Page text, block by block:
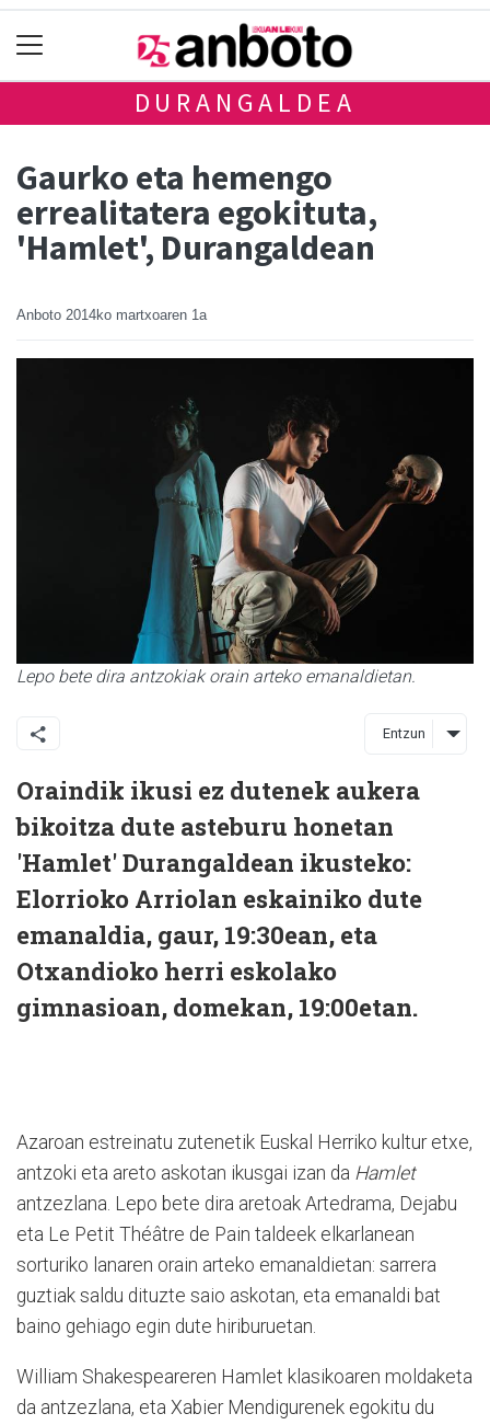
DURANGALDEA
Gaurko eta hemengo
errealitatera egokituta,
'Hamlet', Durangaldean
Anboto 2014ko martxoaren 1a
Lepo bete dira antzokiak orain arteko emanaldietan.
Entzun
Oraindik ikusi ez dutenek aukera
bikoitza dute asteburu honetan
'Hamlet' Durangaldean ikusteko:
Elorrioko Arriolan eskainiko dute
emanaldia, gaur, 19:30ean, eta
Otxandioko herri eskolako
gimnasioan, domekan, 19:00etan.
Azaroan estreinatu zutenetik Euskal Herriko kultur etxe,
antzoki eta areto askotan ikusgai izan da Hamlet
antzezlana. Lepo bete dira aretoak Artedrama, Dejabu
eta Le Petit Théâtre de Pain taldeek elkarlanean
sorturiko lanaren orain arteko emanaldietan: sarrera
guztiak saldu dituzte saio askotan, eta emanaldi bat
baino gehiago egin dute hiriburuetan.
William Shakespeareren Hamlet klasikoaren moldaketa
da antzezlana, eta Xabier Mendigurenek egokitu du